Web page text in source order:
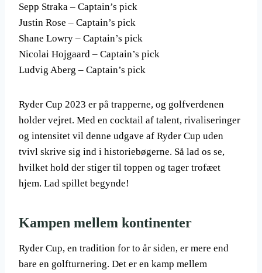
Sepp Straka – Captain’s pick
Justin Rose – Captain’s pick
Shane Lowry – Captain’s pick
Nicolai Hojgaard – Captain’s pick
Ludvig Aberg – Captain’s pick
Ryder Cup 2023 er på trapperne, og golfverdenen
holder vejret. Med en cocktail af talent, rivaliseringer
og intensitet vil denne udgave af Ryder Cup uden
tvivl skrive sig ind i historiebøgerne. Så lad os se,
hvilket hold der stiger til toppen og tager trofæet
hjem. Lad spillet begynde!
Kampen mellem kontinenter
Ryder Cup, en tradition for to år siden, er mere end
bare en golfturnering. Det er en kamp mellem